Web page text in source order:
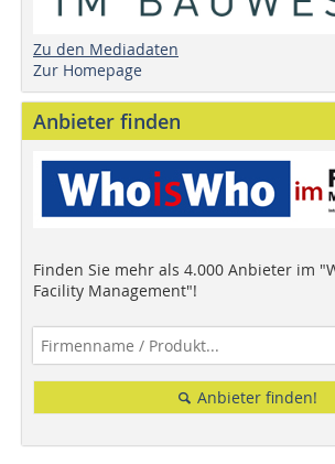
Zu den Mediadaten
Zur Homepage
Anbieter finden
Finden Sie mehr als 4.000 Anbieter im
Facility Management"!
Anbieter finden!